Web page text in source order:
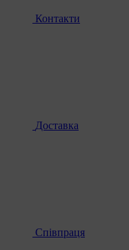
Контакти
Доставка
Співпраця